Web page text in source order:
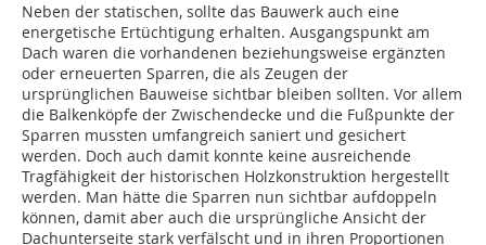
Neben der statischen, sollte das Bauwerk auch eine
energetische Ertüchtigung erhalten. Ausgangspunkt am
Dach waren die vorhandenen beziehungsweise ergänzten
oder erneuerten Sparren, die als Zeugen der
ursprünglichen Bauweise sichtbar bleiben sollten. Vor allem
die Balkenköpfe der Zwischendecke und die Fußpunkte der
Sparren mussten umfangreich saniert und gesichert
werden. Doch auch damit konnte keine ausreichende
Tragfähigkeit der historischen Holzkonstruktion hergestellt
werden. Man hätte die Sparren nun sichtbar aufdoppeln
können, damit aber auch die ursprüngliche Ansicht der
Dachunterseite stark verfälscht und in ihren Proportionen